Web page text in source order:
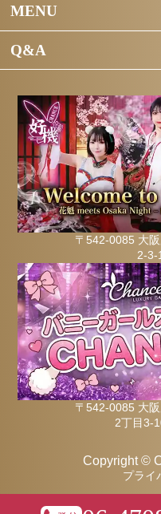
MENU
Q&A
〒542-0085 大
2-3-
〒542-0085 大
2丁目3-
Copyright ©
プライ